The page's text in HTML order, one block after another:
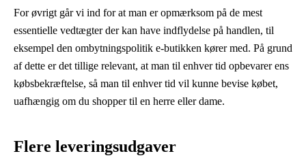
For øvrigt går vi ind for at man er opmærksom på de mest
essentielle vedtægter der kan have indflydelse på handlen, til
eksempel den ombytningspolitik e-butikken kører med. På grund
af dette er det tillige relevant, at man til enhver tid opbevarer ens
købsbekræftelse, så man til enhver tid vil kunne bevise købet,
uafhængig om du shopper til en herre eller dame.
Flere leveringsudgaver